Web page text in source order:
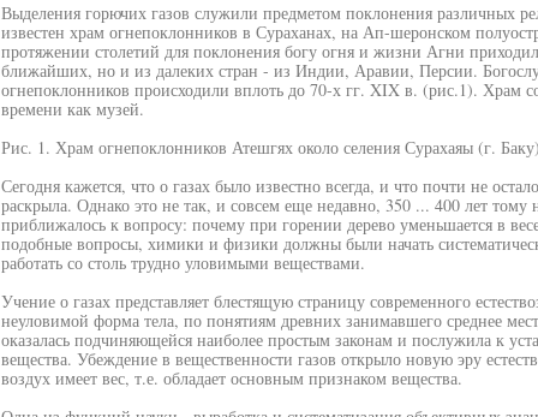
Выделения горючих газов служили предметом поклонения различных
известен храм огнепоклонников в Сураханах, на Ап-шеронском
протяжении столетий для поклонения богу огня и жизни Агни
ближайших, но и из далеких стран - из Индии, Аравии, Персии.
огнепоклонников происходили вплоть до 70-х гг. XIX в. (рис.1). Храм
времени как музей.
Рис. 1. Храм огнепоклонников Атешгях около селения Сурахаяы (г. Баку)
Сегодня кажется, что о газах было известно всегда, и что почти не
раскрыла. Однако это не так, и совсем еще недавно, 350 ... 400 лет тому
приближалось к вопросу: почему при горении дерево уменьшается в
подобные вопросы, химики и физики должны были начать
работать со столь трудно уловимыми веществами.
Учение о газах представляет блестящую страницу современного
неуловимой форма тела, по понятиям древних занимавшего среднее
оказалась подчиняющейся наиболее простым законам и послужила к
вещества. Убеждение в вещественности газов открыло новую эру
воздух имеет вес, т.е. обладает основным признаком вещества.